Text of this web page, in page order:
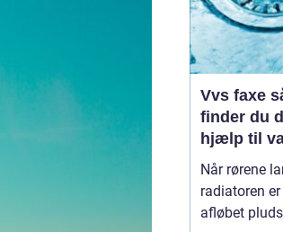
Vvs faxe sådan
finder du
hjælp til
varme og
Når rørene
radiatoren
afløbet